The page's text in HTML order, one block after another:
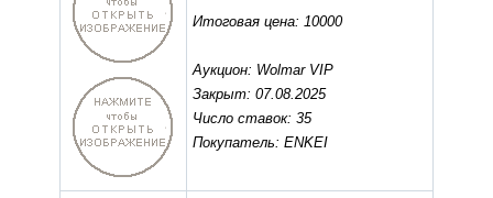
Итоговая цена: 10000
Аукцион: Wolmar VIP
Закрыт: 07.08.2025
Число ставок: 35
Покупатель: ENKEI